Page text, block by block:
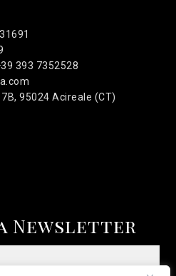
393 7352528
95024 Acireale (CT)
Newsletter